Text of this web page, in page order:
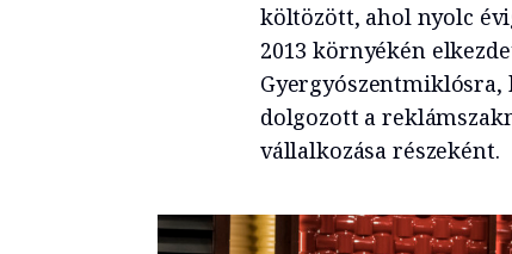
költözött, ahol nyolc
2013 környékén
Gyergyószentmiklósra,
dolgozott a
vállalkozása részeként.